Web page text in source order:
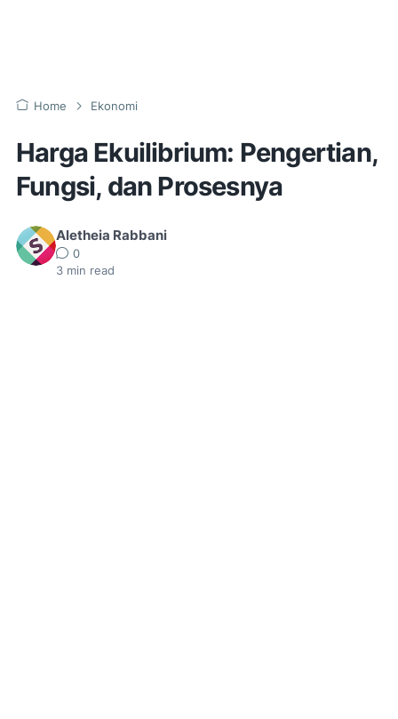
Home Ekonomi
Harga Ekuilibrium: Pengertian,
Fungsi, dan Prosesnya
Aletheia Rabbani
0
3 min read